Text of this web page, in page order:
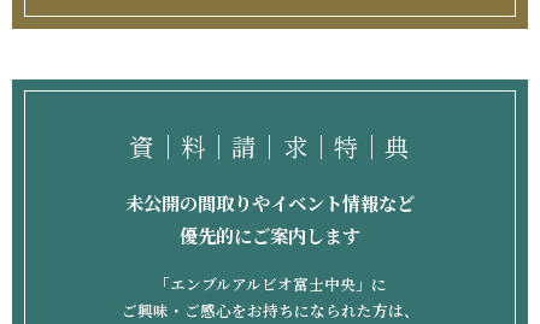
資 料 請 求 特 典
未公開の間取りやイベント情報など
優先的にご案内します
「エンブルアルビオ富士中央」に
ご興味・ご感心をお持ちになられた方は、